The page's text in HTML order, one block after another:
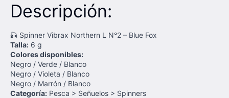
Descripción:
🎣 Spinner Vibrax Northern L N°2 – Blue Fox
Talla: 6 g
Colores disponibles:
Negro / Verde / Blanco
Negro / Violeta / Blanco
Negro / Marrón / Blanco
Categoría: Pesca > Señuelos > Spinners